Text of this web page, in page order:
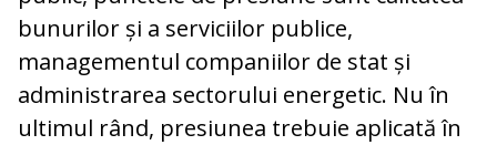
bunurilor și a serviciilor publice,
managementul companiilor de stat și
administrarea sectorului energetic. Nu în
ultimul rând, presiunea trebuie aplicată în